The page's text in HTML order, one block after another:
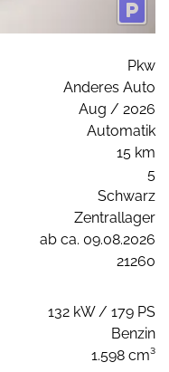
Pkw
Anderes Auto
Aug / 2026
Automatik
15 km
5
Schwarz
Zentrallager
ab ca. 09.08.2026
21260
132 kW / 179 PS
Benzin
1.598 cm³